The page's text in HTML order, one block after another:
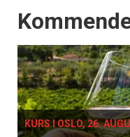
Vi tilbyr flere
kan fritt velge
tilsendt.
Events
KURS I OSLO, 26.